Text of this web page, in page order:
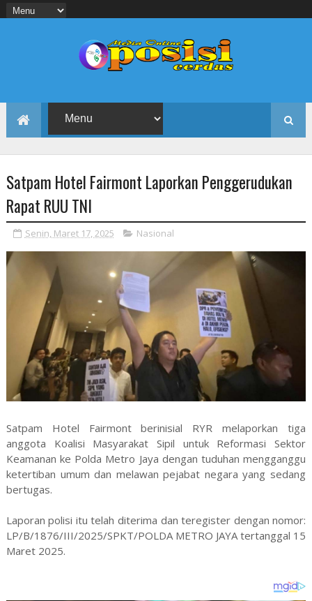
Satpam Hotel Fairmont Laporkan Penggerudukan
Rapat RUU TNI
Senin, Maret 17, 2025 Nasional
Satpam Hotel Fairmont berinisial RYR melaporkan tiga
anggota Koalisi Masyarakat Sipil untuk Reformasi Sektor
Keamanan ke Polda Metro Jaya dengan tuduhan mengganggu
ketertiban umum dan melawan pejabat negara yang sedang
bertugas.
Laporan polisi itu telah diterima dan teregister dengan nomor:
LP/B/1876/III/2025/SPKT/POLDA METRO JAYA tertanggal 15
Maret 2025.